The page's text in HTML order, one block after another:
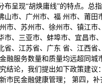
布呈现“胡焕庸线”的特点。总
山市、广州市、福 州市、莆
市、苏州市、徐州市、镇江
市、三亚市、蚌埠市、宜昌市
省、江苏省、广东 省、江西
融服务数量和质量均远超同
结论，我们提出如下政策建
市民金融健康管理； 第四，